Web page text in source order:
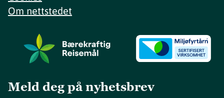
Om nettstedet
Meld deg på nyhetsbrev